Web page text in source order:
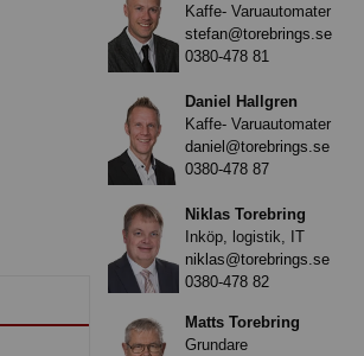
Kaffe- Varuautomater
stefan@torebrings.se
0380-478 81
Daniel Hallgren
Kaffe- Varuautomater
daniel@torebrings.se
0380-478 87
Niklas Torebring
Inköp, logistik, IT
niklas@torebrings.se
0380-478 82
Matts Torebring
Grundare